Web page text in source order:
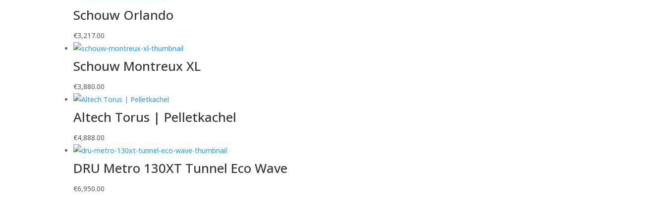
Schouw Orlando
€3,217.00
Schouw Montreux XL
€3,880.00
Altech Torus | Pelletkachel
€4,888.00
DRU Metro 130XT Tunnel Eco Wave
€6,950.00